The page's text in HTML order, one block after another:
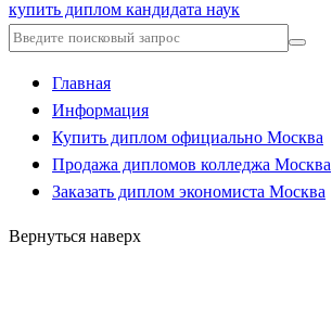
купить диплом кандидата наук
Главная
Информация
Купить диплом официально Москва
Продажа дипломов колледжа Москва
Заказать диплом экономиста Москва
Вернуться наверх